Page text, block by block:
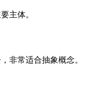
主体。
非常适合抽象概念。